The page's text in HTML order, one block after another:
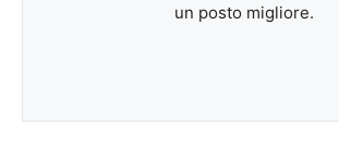
un posto migliore.